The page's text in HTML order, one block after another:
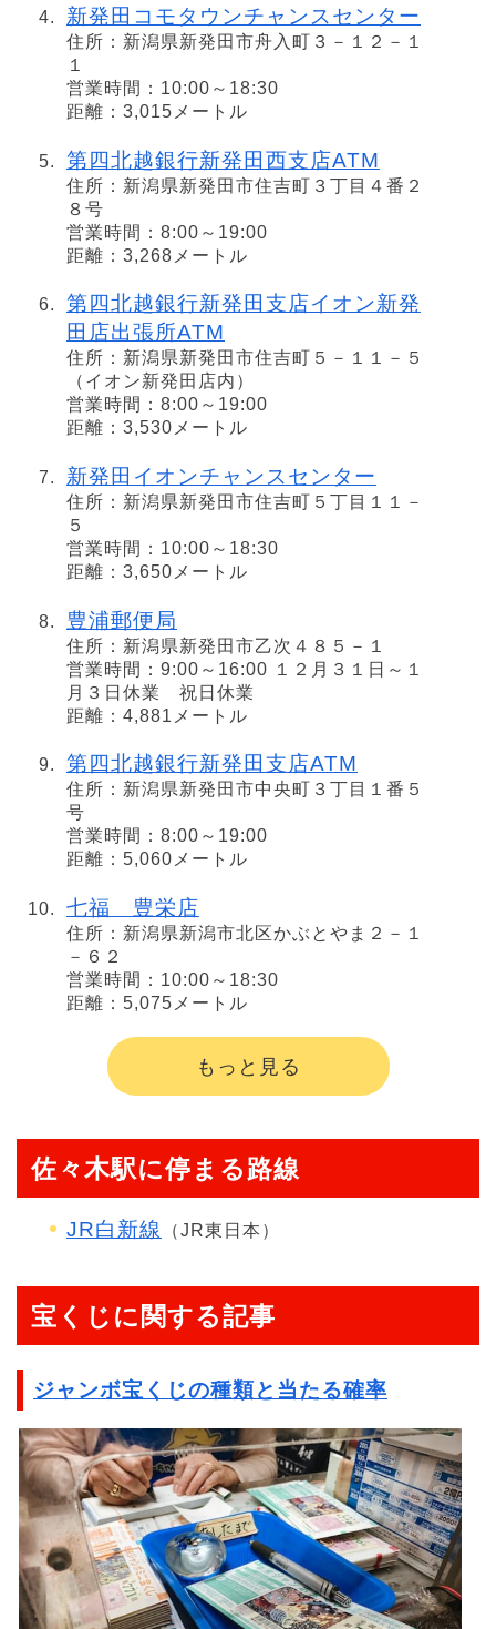
新発田コモタウンチャンスセンター
住所：新潟県新発田市舟入町３－１２－１
１
営業時間：10:00～18:30
距離：3,015メートル
第四北越銀行新発田西支店ATM
住所：新潟県新発田市住吉町３丁目４番２
８号
営業時間：8:00～19:00
距離：3,268メートル
第四北越銀行新発田支店イオン新発
田店出張所ATM
住所：新潟県新発田市住吉町５－１１－５
（イオン新発田店内）
営業時間：8:00～19:00
距離：3,530メートル
新発田イオンチャンスセンター
住所：新潟県新発田市住吉町５丁目１１－
５
営業時間：10:00～18:30
距離：3,650メートル
豊浦郵便局
住所：新潟県新発田市乙次４８５－１
営業時間：9:00～16:00 １２月３１日～１
月３日休業 祝日休業
距離：4,881メートル
第四北越銀行新発田支店ATM
住所：新潟県新発田市中央町３丁目１番５
号
営業時間：8:00～19:00
距離：5,060メートル
七福 豊栄店
住所：新潟県新潟市北区かぶとやま２－１
－６２
営業時間：10:00～18:30
距離：5,075メートル
もっと見る
佐々木駅に停まる路線
JR白新線 （JR東日本）
宝くじに関する記事
ジャンボ宝くじの種類と当たる確率